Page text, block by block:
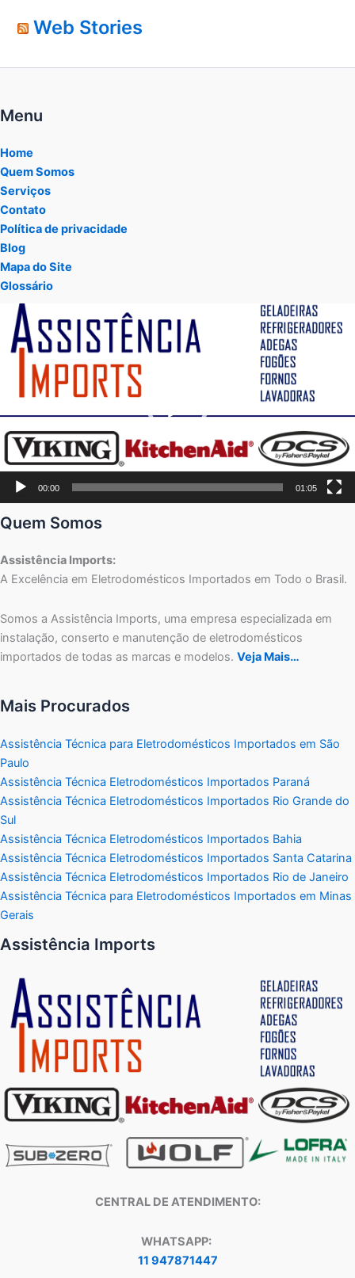
Web Stories
Menu
Home
Quem Somos
Serviços
Contato
Política de privacidade
Blog
Mapa do Site
Glossário
Tocador
vídeo
00:00 01:05
Quem Somos
Assistência Imports:
A Excelência em Eletrodomésticos Importados em Todo o Brasil.
Somos a Assistência Imports, uma empresa especializada em
instalação, conserto e manutenção de eletrodomésticos
importados de todas as marcas e modelos. Veja Mais…
Mais Procurados
Assistência Técnica para Eletrodomésticos Importados em São
Paulo
Assistência Técnica Eletrodomésticos Importados Paraná
Assistência Técnica Eletrodomésticos Importados Rio Grande do
Sul
Assistência Técnica Eletrodomésticos Importados Bahia
Assistência Técnica Eletrodomésticos Importados Santa Catarina
Assistência Técnica Eletrodomésticos Importados Rio de Janeiro
Assistência Técnica para Eletrodomésticos Importados em Minas
Gerais
Assistência Imports
CENTRAL DE ATENDIMENTO:
WHATSAPP:
11 947871447